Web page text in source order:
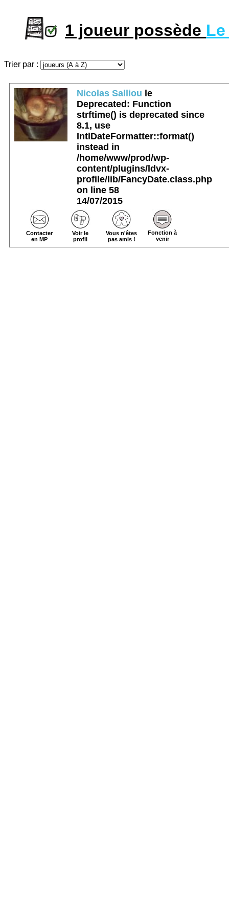
1 joueur possède
Trier par :
Nicolas Salliou le
Deprecated : Function
strftime() is deprecated since
8.1, use
IntlDateFormatter::format()
instead in
/home/www/prod/wp-
content/plugins/ldvx-
profile/lib/FancyDate.class.php
on line 58
14/07/2015
Contacter
en MP
Voir le
profil
Vous n'êtes
pas amis !
Fonction à
venir